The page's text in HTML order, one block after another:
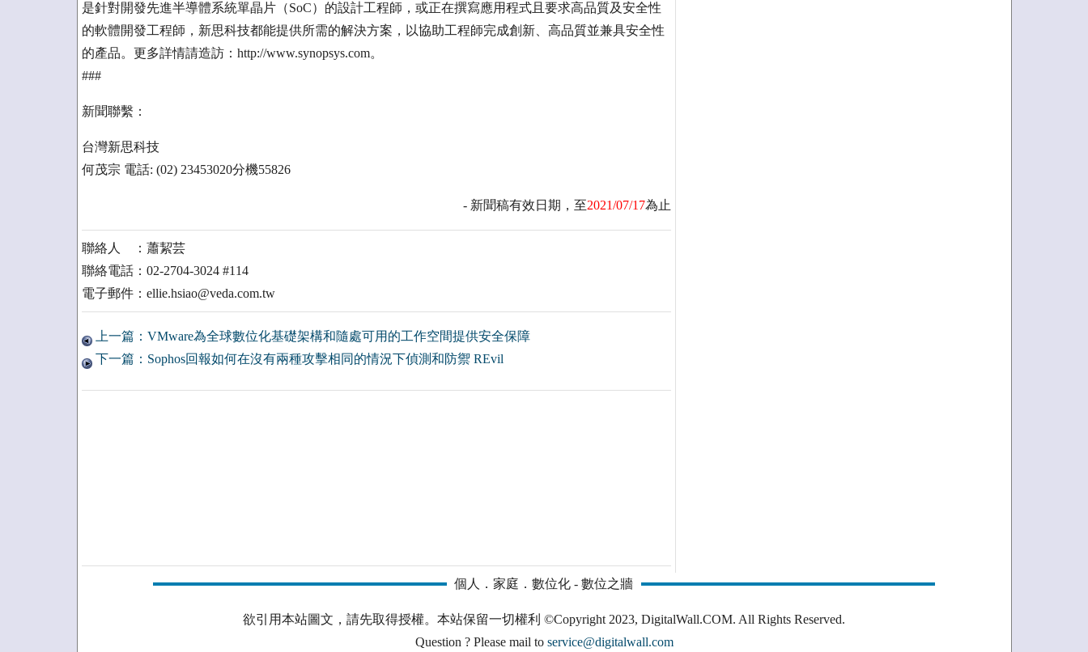
是針對開發先進半導體系統單晶片（SoC）的設計工程師，或正在撰寫應用程式且要求高品質及安全性
的軟體開發工程師，新思科技都能提供所需的解決方案，以協助工程師完成創新、高品質並兼具安全性
的產品。更多詳情請造訪：http://www.synopsys.com。
###
新聞聯繫：
台灣新思科技
何茂宗 電話: (02) 23453020分機55826
- 新聞稿有效日期，至2021/07/17為止
聯絡人 ：蕭絜芸
聯絡電話：02-2704-3024 #114
電子郵件：ellie.hsiao@veda.com.tw
上一篇：VMware為全球數位化基礎架構和隨處可用的工作空間提供安全保障
下一篇：Sophos回報如何在沒有兩種攻擊相同的情況下偵測和防禦 REvil
個人．家庭．數位化 - 數位之牆
欲引用本站圖文，請先取得授權。本站保留一切權利 ©Copyright 2023, DigitalWall.COM. All Rights Reserved.
Question ? Please mail to service@digitalwall.com